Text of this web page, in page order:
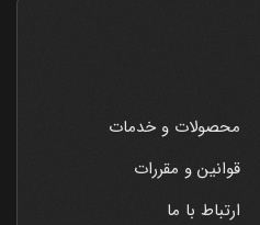
محصولات و خدمات
قوانین و مقررات
ارتباط با ما